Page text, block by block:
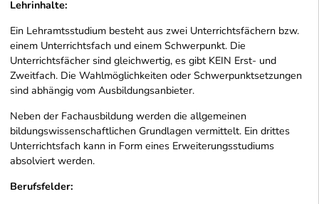
Lehrinhalte:
Ein Lehramtsstudium besteht aus zwei Unterrichtsfächern bzw.
einem Unterrichtsfach und einem Schwerpunkt. Die
Unterrichtsfächer sind gleichwertig, es gibt KEIN Erst- und
Zweitfach. Die Wahlmöglichkeiten oder Schwerpunktsetzungen
sind abhängig vom Ausbildungsanbieter.
Neben der Fachausbildung werden die allgemeinen
bildungswissenschaftlichen Grundlagen vermittelt. Ein drittes
Unterrichtsfach kann in Form eines Erweiterungsstudiums
absolviert werden.
Berufsfelder: